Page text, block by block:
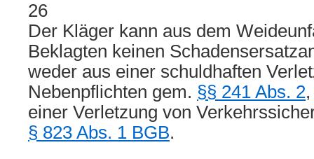
26
Der Kläger kann aus dem
Beklagten keinen
weder aus einer schuldhaften
Nebenpflichten gem. §§ 241 Abs. 2
einer Verletzung von
§ 823 Abs. 1 BGB.